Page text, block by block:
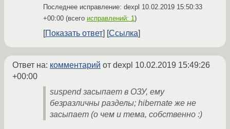
Последнее исправление: dexpl 10.02.2019 15:50:33
+00:00 (всего исправлений: 1)
Показать ответ Ссылка
Ответ на: комментарий от dexpl 10.02.2019 15:49:26
+00:00
suspend засыпает в ОЗУ, ему
безразличны разделы; hibernate же не
засыпает (о чем и тема, собственно :)